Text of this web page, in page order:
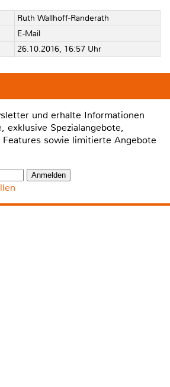
Ruth Wallhoff-Randerath
E-Mail
26.10.2016, 16:57 Uhr
und erhalte Informationen
exklusive Spezialangebote,
Features sowie limitierte Angebote